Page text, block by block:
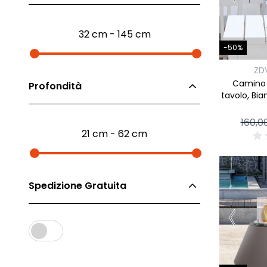
Madie industrial New
Mobili sala moderna
Mobili da soggiorno
Collezione Mango
-50%
tavolo,
32 cm - 145 cm
Profondità
21 cm - 62 cm
Spedizione Gratuita